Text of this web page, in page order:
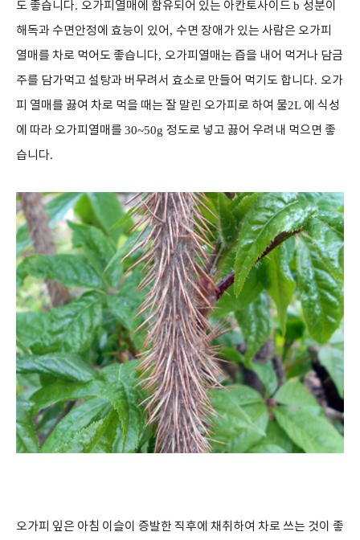
도 좋습니다. 오가피열매에 함유되어 있는 아칸토사이드 b 성분이
해독과 수면안정에 효능이 있어 , 수면 장애가 있는 사람은 오가피
열매를 차로 먹어도 좋습니다, 오가피열매는 즙을 내어 먹거나 담금
주를 담가먹고 설탕과 버무려서 효소로 만들어 먹기도 합니다. 오가
피 열매를 끓여 차로 먹을 때는 잘 말린 오가피로 하여 물2L 에 식성
에 따라 오가피열매를 30~50g 정도로 넣고 끓어 우려내 먹으면 좋
습니다.
오가피 잎은 아침 이슬이 증발한 직후에 채취하여 차로 쓰는 것이 좋